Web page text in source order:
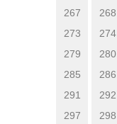
267
268
273
274
279
280
285
286
291
292
297
298